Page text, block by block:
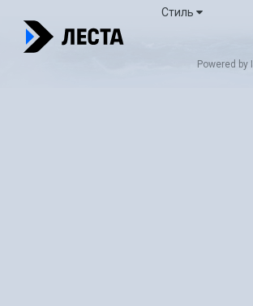
Стиль
Powered